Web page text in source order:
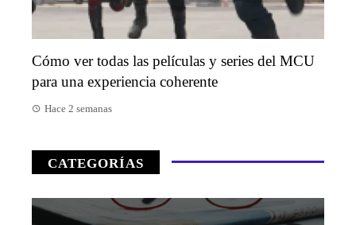
Cómo ver todas las películas y series del MCU
para una experiencia coherente
Hace 2 semanas
CATEGORÍAS